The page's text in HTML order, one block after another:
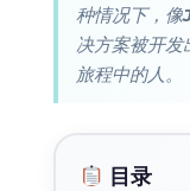
种情况下，像
决方案被开发
旅程中的人。
目录